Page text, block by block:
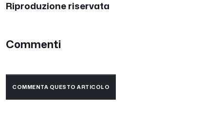
Riproduzione riservata
Commenti
COMMENTA QUESTO ARTICOLO